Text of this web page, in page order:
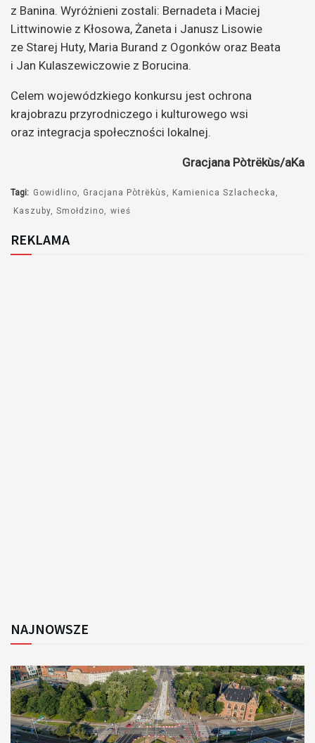
z Banina. Wyróżnieni zostali: Bernadeta i Maciej
Littwinowie z Kłosowa, Żaneta i Janusz Lisowie
ze Starej Huty, Maria Burand z Ogonków oraz Beata
i Jan Kulaszewiczowie z Borucina.
Celem wojewódzkiego konkursu jest ochrona
krajobrazu przyrodniczego i kulturowego wsi
oraz integracja społeczności lokalnej.
Gracjana Pòtrëkùs/aKa
Tagi: Gowidlino Gracjana Pòtrëkùs
Kamienica Szlachecka
Kaszuby Smołdzino wieś
REKLAMA
NAJNOWSZE